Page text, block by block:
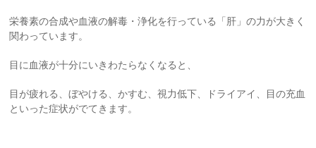
栄養素の合成や血液の解毒・浄化を行っている「肝」の力が大きく
関わっています。
目に血液が十分にいきわたらなくなると、
目が疲れる、ぼやける、かすむ、視力低下、ドライアイ、目の充血
といった症状がでてきます。